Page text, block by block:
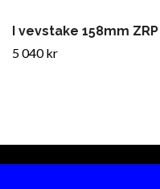
I vevstake 158mm
5 040 kr